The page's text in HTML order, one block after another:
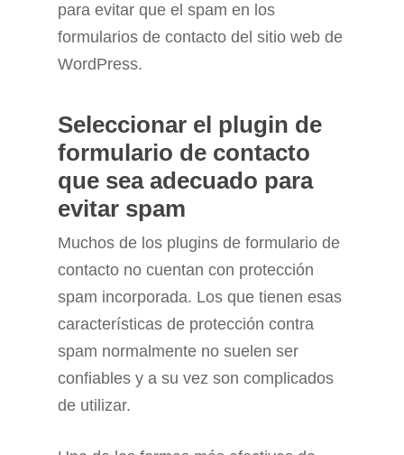
para evitar que el spam en los
formularios de contacto del sitio web de
WordPress.
Seleccionar el plugin de
formulario de contacto
que sea adecuado para
evitar spam
Muchos de los plugins de formulario de
contacto no cuentan con protección
spam incorporada. Los que tienen esas
características de protección contra
spam normalmente no suelen ser
confiables y a su vez son complicados
de utilizar.